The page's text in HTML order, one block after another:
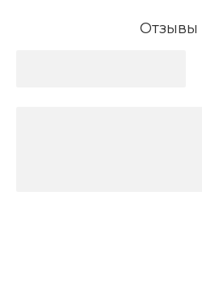
Отзывы